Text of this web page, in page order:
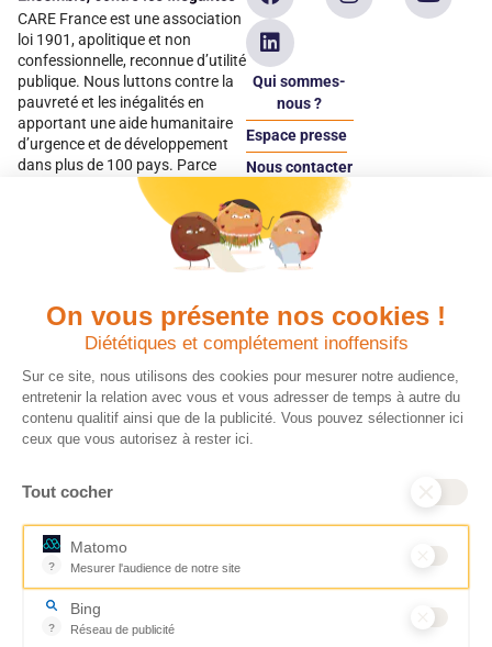
On vous présente nos cookies !
Diététiques et complétement inoffensifs
Sur ce site, nous utilisons des cookies pour mesurer notre audience,
entretenir la relation avec vous et vous adresser de temps à autre du
contenu qualitif ainsi que de la publicité. Vous pouvez sélectionner ici
ceux que vous autorisez à rester ici.
Tout cocher
?
Matomo
Mesurer l'audience de notre site
Outil analytique (alternative à Google Analytics) collectant des
?
Bing
Réseau de publicité
CARE France est une association
loi 1901, apolitique et non
confessionnelle, reconnue d’utilité
publique. Nous luttons contre la
pauvreté et les inégalités en
apportant une aide humanitaire
d’urgence et de développement
dans plus de 100 pays. Parce
qu’elles sont les premières
victimes des inégalités, CARE met
les femmes et les filles au cœur
Qui sommes-
nous ?
Espace presse
Nous contacter
Espace
donateur
Quels avantages fiscaux ?
Chaque don effectué à une
association reconnue d’utilité
publique comme CARE, est
déductible jusqu’à 75 % de l’impôt
sur le revenu. Modalités de
déduction, déclaration des dons
ce qu’il faut savoir sur la
France pour exprimer votre
générosité et optimiser votre
fiscalité en toute confiance.
En savoir plus
Donner en confiance
Vos dons sont
déductibles à 75 % de
vos impôts. Depuis
plus de 15 ans, CARE
France est une